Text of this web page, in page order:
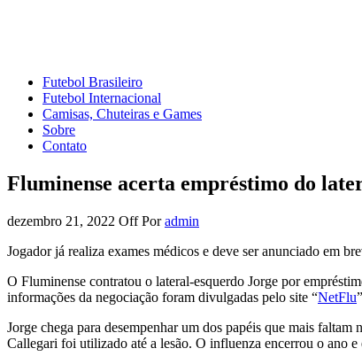
Futebol Brasileiro
Futebol Internacional
Camisas, Chuteiras e Games
Sobre
Contato
Fluminense acerta empréstimo do
dezembro 21, 2022 OffPor admin
Jogador já realiza exames médicos e deve ser anunciado em
O Fluminense contratou o lateral-esquerdo Jorge por
informações da negociação foram divulgadas pelo site “NetFlu
Jorge chega para desempenhar um dos papéis que mais
Callegari foi utilizado até a lesão. O influenza encerrou o ano